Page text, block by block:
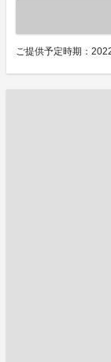
ご提供予定時期：